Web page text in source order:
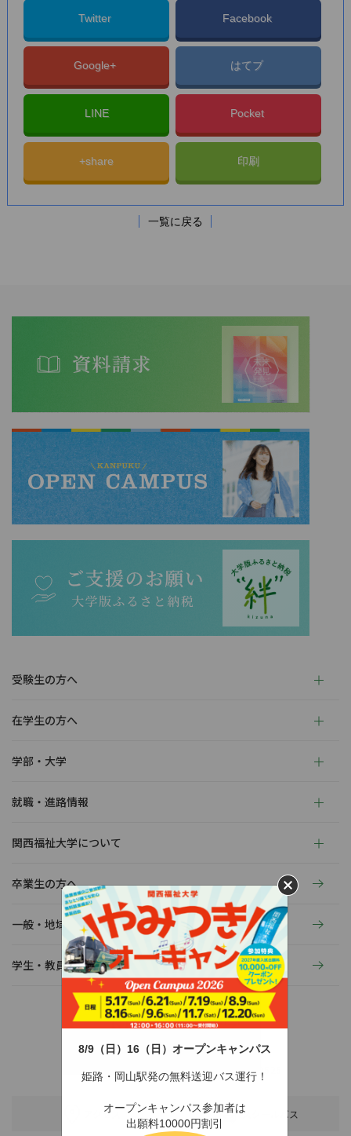
8/9（日）16（日）オープンキャンパス
姫路・岡山駅発の無料送迎バス運行！
オープンキャンパス参加者は
出願料10000円割引
Twitter Facebook
Google+ はてブ
LINE Pocket
+share 印刷
一覧に戻る
受験生の方へ
在学生の方へ
学部・大学
就職・進路情報
関西福祉大学について
卒業生の方へ
一般・地域の方へ
学生・教員の活動
〒678-0255 兵庫県赤穂市新田380-3
TEL：0791-46-2525（代）FAX：0791-46-2526
アクセス スクールバス